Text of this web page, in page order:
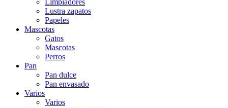
Limpiadores
Lustra zapatos
Papeles
Mascotas
Gatos
Mascotas
Perros
Pan
Pan dulce
Pan envasado
Varios
Varios